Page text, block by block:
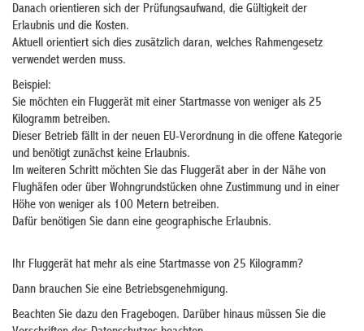
Danach orientieren sich der Prüfungsaufwand, die Gültigkeit der
Erlaubnis und die Kosten.
Aktuell orientiert sich dies zusätzlich daran, welches Rahmengesetz
verwendet werden muss.
Beispiel:
Sie möchten ein Fluggerät mit einer Startmasse von weniger als 25
Kilogramm betreiben.
Dieser Betrieb fällt in der neuen EU-Verordnung in die offene Kategorie
und benötigt zunächst keine Erlaubnis.
Im weiteren Schritt möchten Sie das Fluggerät aber in der Nähe von
Flughäfen oder über Wohngrundstücken ohne Zustimmung und in einer
Höhe von weniger als 100 Metern betreiben.
Dafür benötigen Sie dann eine geographische Erlaubnis.
Ihr Fluggerät hat mehr als eine Startmasse von 25 Kilogramm?
Dann brauchen Sie eine Betriebsgenehmigung.
Beachten Sie dazu den Fragebogen. Darüber hinaus müssen Sie die